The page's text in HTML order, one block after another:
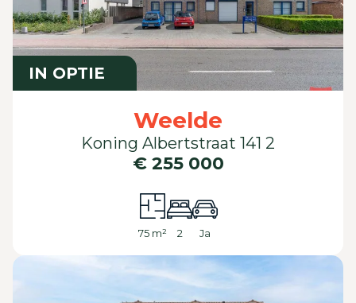
IN OPTIE
€ 255 000
Weelde
Koning Albertstraat 141 2
75 m² 2 Ja